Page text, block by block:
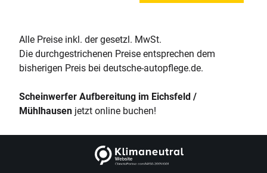
Alle Preise inkl. der gesetzl. MwSt.
Die durchgestrichenen Preise entsprechen dem
bisherigen Preis bei deutsche-autopflege.de.
Scheinwerfer Aufbereitung im Eichsfeld /
Mühlhausen jetzt online buchen!